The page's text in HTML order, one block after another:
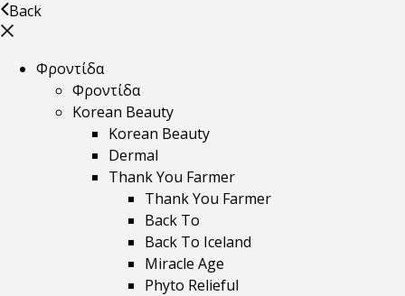
Back
Φροντίδα
Φροντίδα
Korean Beauty
Korean Beauty
Dermal
Thank You Farmer
Thank You Farmer
Back To
Back To Iceland
Miracle Age
Phyto Relieful